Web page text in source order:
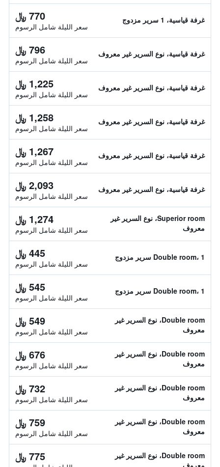
غرفة قياسية، 1 سرير مزدوج 770 ﷼
سعر الليلة شامل الرسوم
غرفة قياسية، نوع السرير غير معروف 796 ﷼
سعر الليلة شامل الرسوم
غرفة قياسية، نوع السرير غير معروف 1,225 ﷼
سعر الليلة شامل الرسوم
غرفة قياسية، نوع السرير غير معروف 1,258 ﷼
سعر الليلة شامل الرسوم
غرفة قياسية، نوع السرير غير معروف 1,267 ﷼
سعر الليلة شامل الرسوم
غرفة قياسية، نوع السرير غير معروف 2,093 ﷼
سعر الليلة شامل الرسوم
Superior room، نوع السرير غير
معروف
1,274 ﷼
سعر الليلة شامل الرسوم
Double room، 1 سرير مزدوج 445 ﷼
سعر الليلة شامل الرسوم
Double room، 1 سرير مزدوج 545 ﷼
سعر الليلة شامل الرسوم
Double room، نوع السرير غير
معروف
549 ﷼
سعر الليلة شامل الرسوم
Double room، نوع السرير غير
معروف
676 ﷼
سعر الليلة شامل الرسوم
Double room، نوع السرير غير
معروف
732 ﷼
سعر الليلة شامل الرسوم
Double room، نوع السرير غير
معروف
759 ﷼
سعر الليلة شامل الرسوم
Double room، نوع السرير غير
معروف
775 ﷼